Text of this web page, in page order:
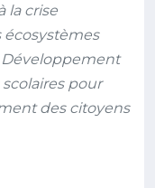
la crise
écosystèmes
pour
des citoyens